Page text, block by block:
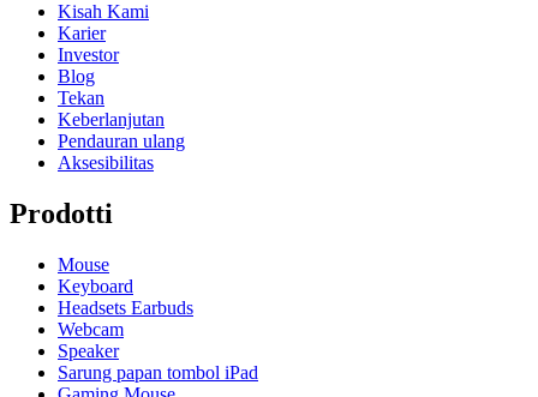
Kisah Kami
Karier
Investor
Blog
Tekan
Keberlanjutan
Pendauran ulang
Aksesibilitas
Prodotti
Mouse
Keyboard
Headsets Earbuds
Webcam
Speaker
Sarung papan tombol iPad